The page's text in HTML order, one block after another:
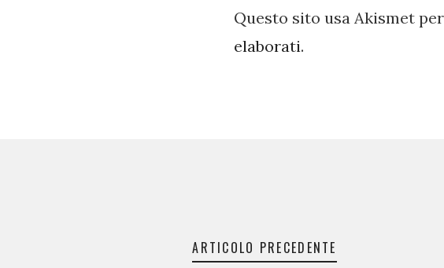
Questo sito usa Akismet
elaborati.
ARTICOLO PRECEDENTE